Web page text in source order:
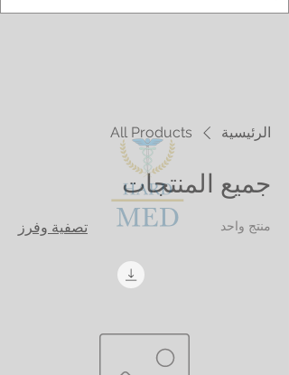
الرئيسية All Products
جميع المنتجات
منتج واحد تصفية وفرز